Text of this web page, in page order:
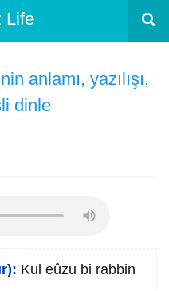
Life
anlamı, yazılışı,
dinle
Kul eûzu bi rabbin